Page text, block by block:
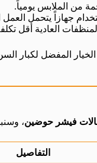
من الملابس يومياً.
جهازاً يتحمل
العادية أقل
المفضل لكبار
فيشر حوضين،
التفاصيل